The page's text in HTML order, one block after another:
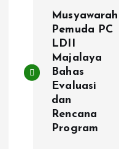
s
Musyawarah
Pemuda PC
LDII
Majalaya
Bahas
Evaluasi
dan
Rencana
Program